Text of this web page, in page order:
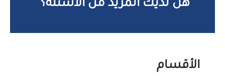
هل لديك المزيد من الأسئلة؟
الأقسام